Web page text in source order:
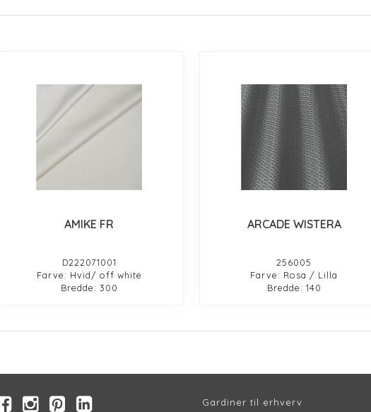
AMIKE FR
D222071001
Farve: Hvid/ off white
Bredde: 300
ARCADE WISTERA
256005
Farve: Rosa / Lilla
Bredde: 140
Gardiner til erhverv